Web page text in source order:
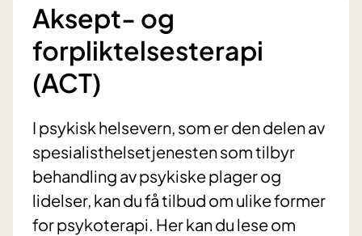
Aksept- og
forpliktelsesterapi
(ACT)
I psykisk helsevern, som er den delen av
spesialisthelsetjenesten som tilbyr
behandling av psykiske plager og
lidelser, kan du få tilbud om ulike former
for psykoterapi. Her kan du lese om